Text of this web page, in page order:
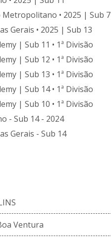
Metropolitano • 2025 | Sub 7
Gerais • 2025 | Sub 13
| Sub 11 • 1ª Divisão
| Sub 12 • 1ª Divisão
| Sub 13 • 1ª Divisão
| Sub 14 • 1ª Divisão
| Sub 10 • 1ª Divisão
- Sub 14 - 2024
Gerais - Sub 14
Ventura